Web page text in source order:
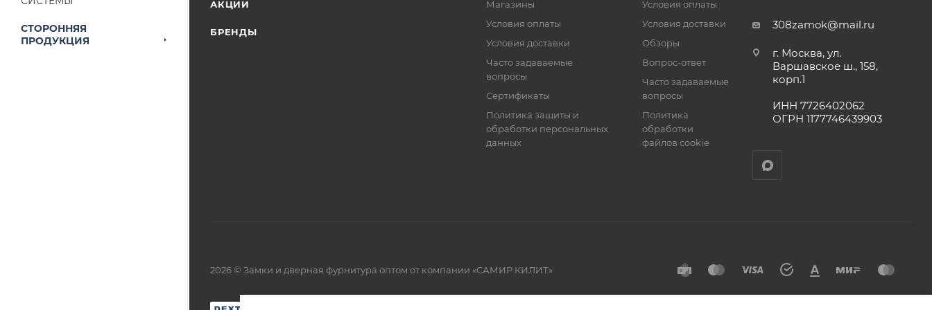
СТОРОННЯЯ
ПРОДУКЦИЯ
АКЦИИ
БРЕНДЫ
Магазины
Условия оплаты
Условия доставки
Часто задаваемые
вопросы
Сертификаты
Политика защиты и
обработки персональных
данных
Условия оплаты
Условия доставки
Обзоры
Вопрос-ответ
Часто задаваемые
вопросы
Политика
обработки
файлов cookie
308zamok@mail.ru
г. Москва, ул.
Варшавское ш., 158,
корп.1
ИНН 7726402062
ОГРН 1177746439903
2026 © Замки и дверная фурнитура оптом от компании «САМИР КИЛИТ»